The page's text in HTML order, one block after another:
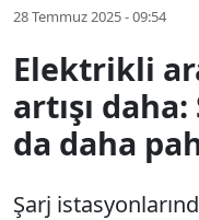
28 Temmuz 2025 - 09:54
Elektrikli
artışı
da daha
Şarj